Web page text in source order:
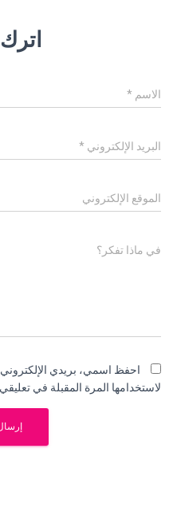
الاسم *
البريد الإلكتروني *
الموقع الإلكتروني
في ماذا تفكر؟
احفظ اسمي، بريدي
لاستخدامها المرة المقبلة في تعليقي.